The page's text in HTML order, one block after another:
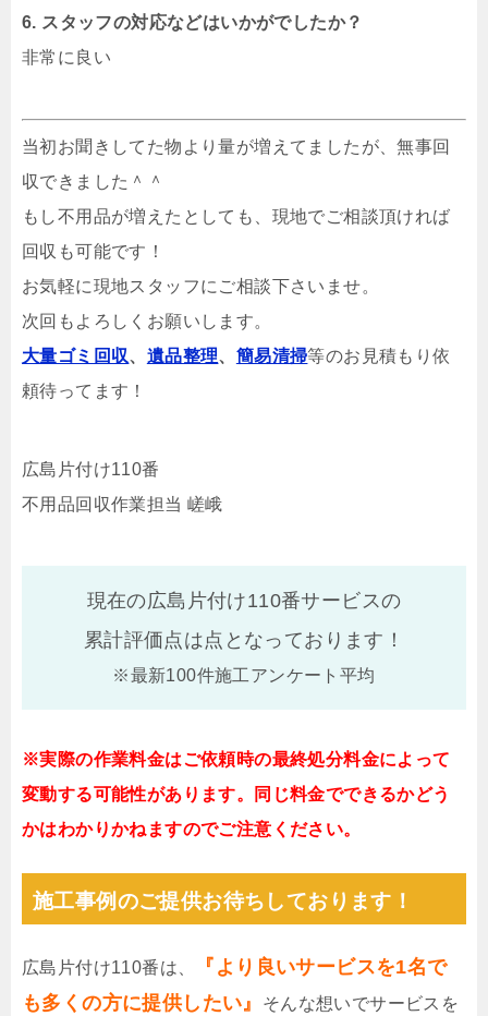
6. スタッフの対応などはいかがでしたか？
非常に良い
当初お聞きしてた物より量が増えてましたが、無事回
収できました＾＾
もし不用品が増えたとしても、現地でご相談頂ければ
回収も可能です！
お気軽に現地スタッフにご相談下さいませ。
次回もよろしくお願いします。
大量ゴミ回収、 遺品整理、 簡易清掃等のお見積もり依
頼待ってます！
広島片付け110番
不用品回収作業担当 嵯峨
現在の広島片付け110番サービスの
累計評価点は点となっております！
※最新100件施工アンケート平均
※実際の作業料金はご依頼時の最終処分料金によって
変動する可能性があります。同じ料金でできるかどう
かはわかりかねますのでご注意ください。
施工事例のご提供お待ちしております！
広島片付け110番は、
『より良いサービスを1名で
も多くの方に提供したい』
そんな想いでサービスを